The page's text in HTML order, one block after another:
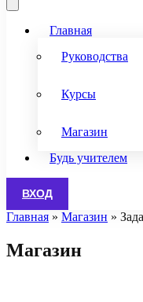
Главная
Руководства
Курсы
Магазин
Будь учителем
ВХОД
Главная » Магазин »
Магазин